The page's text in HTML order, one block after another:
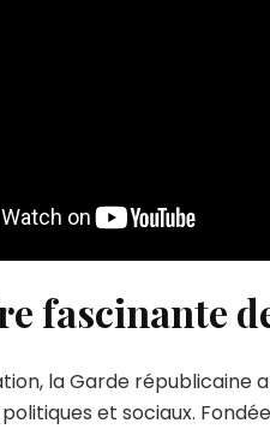
fascinante
la Garde républicaine
et sociaux.